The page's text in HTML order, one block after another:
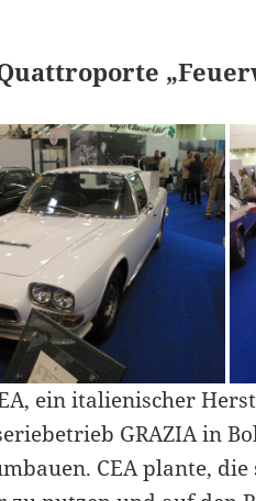
ein italienischer
GRAZIA in
CEA plante,